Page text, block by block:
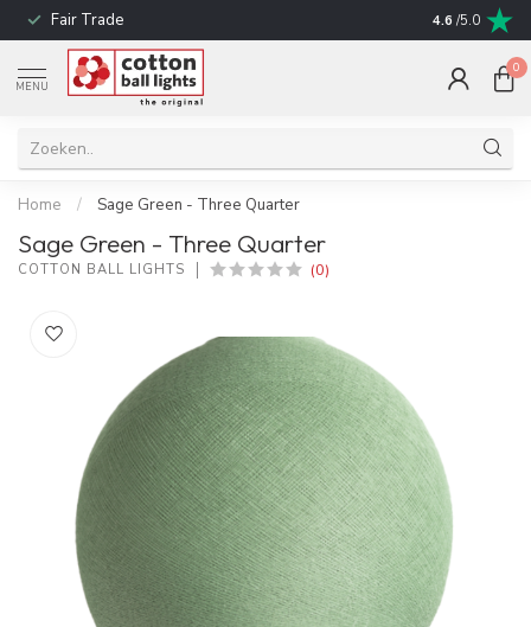
Fair Trade Snelle
4.6 /5.0
MENU
0
Home / Sage Green - Three Quarter
Sage Green - Three Quarter
COTTON BALL LIGHTS (0)